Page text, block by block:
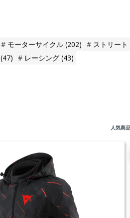
モーターサイクル (202) ストリート
(47) レーシング (43)
人気商